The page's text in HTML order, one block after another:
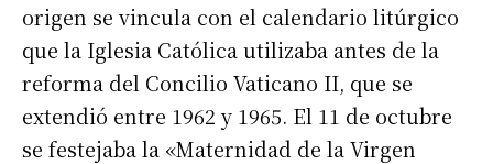
origen se vincula con el calendario litúrgico
que la Iglesia Católica utilizaba antes de la
reforma del Concilio Vaticano II, que se
extendió entre 1962 y 1965. El 11 de octubre
se festejaba la «Maternidad de la Virgen